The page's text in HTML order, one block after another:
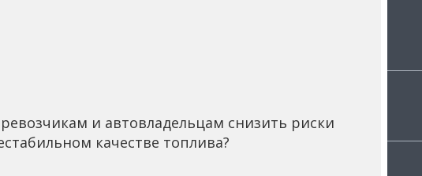
и автовладельцам снизить риски
качестве топлива?